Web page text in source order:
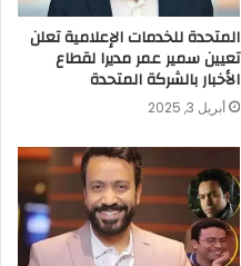
المتحدة للخدمات الإعلامية تعلن
تعيين سمير عمر مديرا لقطاع
الأخبار بالشركة المتحدة
أبريل 3, 2025